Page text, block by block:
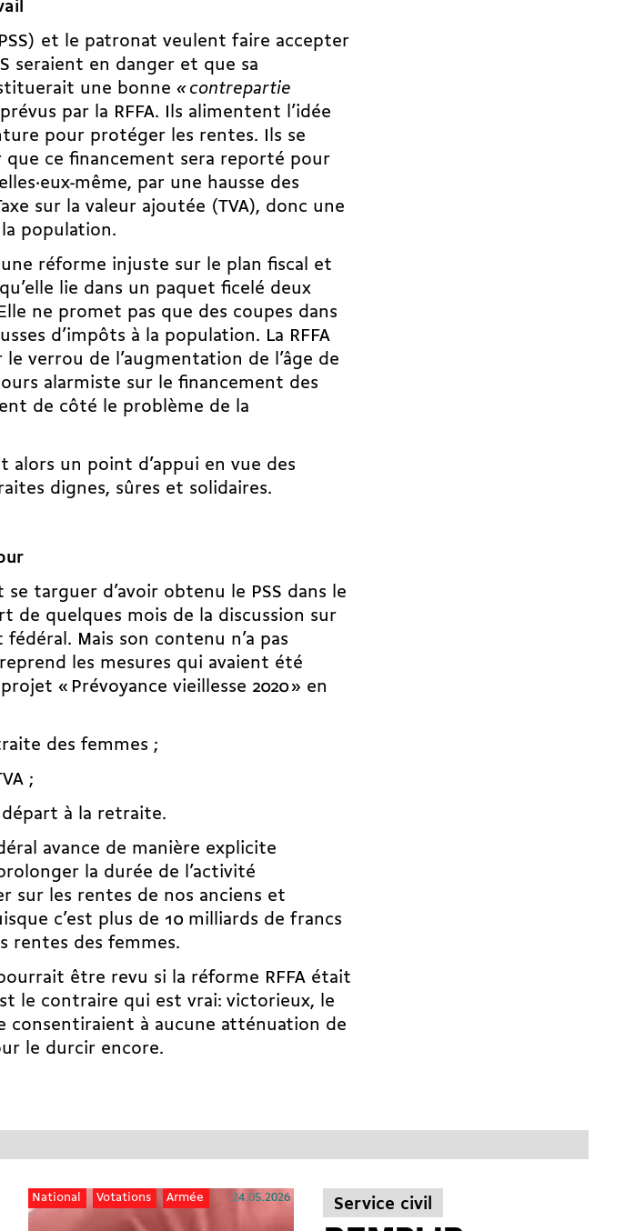
et le patronat veulent faire accepter
seraient en danger et que sa
une bonne « contrepartie
par la RFFA. Ils alimentent l’idée
pour protéger les rentes. Ils se
que ce financement sera reporté pour
même, par une hausse des
sur la valeur ajoutée (TVA), donc une
la population.
une réforme injuste sur le plan fiscal et
lie dans un paquet ficelé deux
ne promet pas que des coupes dans
d’impôts à la population. La RFFA
verrou de l’augmentation de l’âge de
alarmiste sur le financement des
de côté le problème de la
alors un point d’appui en vue des
dignes, sûres et solidaires.
se targuer d’avoir obtenu le PSS dans le
de quelques mois de la discussion sur
fédéral. Mais son contenu n’a pas
reprend les mesures qui avaient été
« Prévoyance vieillesse 2020 » en
des femmes ;
;
départ à la retraite.
avance de manière explicite
la durée de l’activité
sur les rentes de nos anciens et
c’est plus de 10 milliards de francs
rentes des femmes.
être revu si la réforme RFFA était
le contraire qui est vrai: victorieux, le
consentiraient à aucune atténuation de
le durcir encore.
National Votations Armée 24.05.2026 Service civil